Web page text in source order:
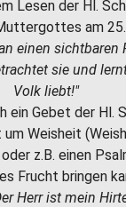
Lesen der Hl.
am
einen sichtbaren
sie und
Volk liebt!"
ein Gebet der Hl.
Weisheit
z.B. einen
Frucht bringen
Herr ist mein